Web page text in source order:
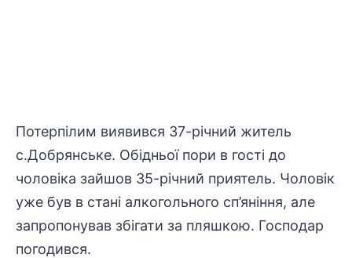
Потерпілим виявився 37-річний житель
с.Добрянське. Обідньої пори в гості до
чоловіка зайшов 35-річний приятель. Чоловік
уже був в стані алкогольного сп’яніння, але
запропонував збігати за пляшкою. Господар
погодився.